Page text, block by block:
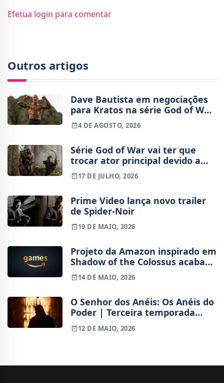
Efetua login para comentar
Outros artigos
Dave Bautista em negociações
para Kratos na série God of War
da Amazon
4 DE AGOSTO, 2026
Série God of War vai ter que
trocar ator principal devido a
lesão
17 DE JULHO, 2026
Prime Video lança novo trailer
de Spider-Noir
19 DE MAIO, 2026
Projeto da Amazon inspirado em
Shadow of the Colossus acaba
cancelado durante
desenvolvimento
14 DE MAIO, 2026
O Senhor dos Anéis: Os Anéis do
Poder | Terceira temporada
estreia em novembro de 2026
12 DE MAIO, 2026